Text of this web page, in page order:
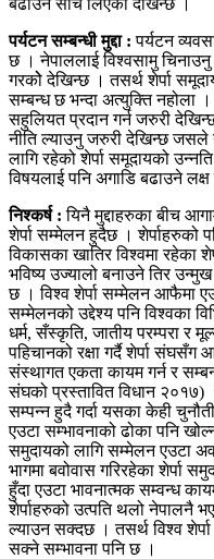
पर्यटन सम्बन्धी मुद्दा :पर्यटन
छ । नेपाललाई विश्वसामु चिनाउनु
गरकोे देखिन्छ । तसर्थ शेर्पा
सम्बन्ध छ भन्दा अत्युक्ति नहोला
सहुलियत प्रदान गर्न जरुरी
नीति ल्याउनु जरुरी देखिन्छ जसले
लागि रहेको शेर्पा समूदायको
विषयलाई पनि अगाडि बढाउने
निश्कर्ष :यिनै मुद्दाहरुका बीच
शेर्पा सम्मेलन हुदैछ । शेर्पाहरुको
विकासका खातिर विश्वमा रहेका
भविष्य उज्यालो बनाउने तिर
छ । विश्व शेर्पा सम्मेलन आफैमा
सम्मेलनको उद्देश्य पनि विश्वका
धर्म, सँस्कृति, जातीय परम्परा र
पहिचानको रक्षा गर्दै शेर्पा
संस्थागत एकता कायम गर्न र
संघको प्रस्तावित विधान २०१७)
सम्पन्न हुदै गर्दा यसका केही
एउटा सम्भावनाको ढोका पनि
समुदायको लागि सम्मेलन एउटा
भागमा बवोवास गरिरहेका शेर्पा
हुँदा एउटा भावनात्मक सम्वन्ध
शेर्पाहरुको उत्पति थलो नेपालनै
ल्याउन सक्दछ । तसर्थ विश्व
सक्ने सम्भावना पनि छ ।